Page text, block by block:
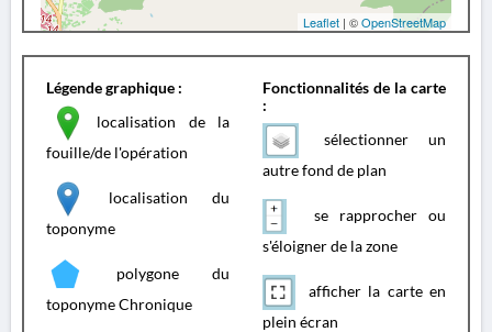
Leaflet | ©OpenStreetMap
Légende graphique :
localisation de la
fouille/de l'opération
localisation du
toponyme
polygone du
toponyme Chronique
Fonctionnalités de la carte
:
sélectionner un
autre fond de plan
se rapprocher ou
s'éloigner de la zone
afficher la carte en
plein écran